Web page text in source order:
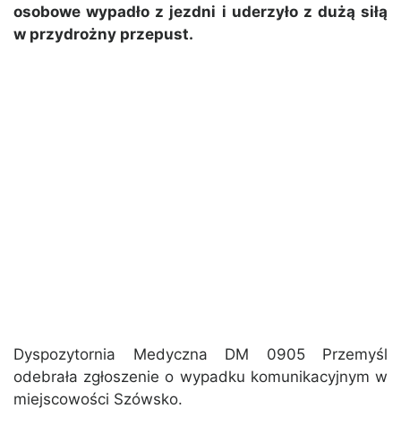
osobowe wypadło z jezdni i uderzyło z dużą siłą
w przydrożny przepust.
Dyspozytornia Medyczna DM 0905 Przemyśl
odebrała zgłoszenie o wypadku komunikacyjnym w
miejscowości Szówsko.